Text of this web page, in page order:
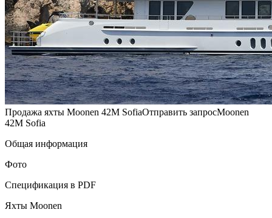
Продажа яхты Moonen 42M SofiaОтправить запросMoonen
42M Sofia
Общая информация
Фото
Спецификация в PDF
Яхты Moonen